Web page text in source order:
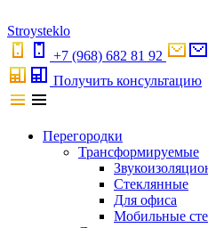
Stroysteklo
+7 (968) 682 81 92
Получить консультацию
Перегородки
Трансформируемые
Стеклянные
Для офиса
Мобильные